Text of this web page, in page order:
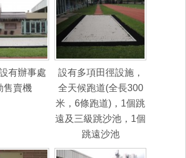
有辦事處
售賣機
設有多項田徑設施，
全天候跑道(全長300
米，6條跑道)，1個跳
遠及三級跳沙池，1個
跳遠沙池